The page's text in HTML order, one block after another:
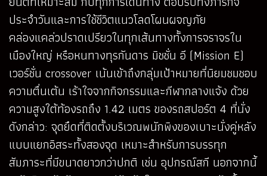
ประจำวันและการใช้ชีวิตแนวโลดโผนผจญภัย
คล่องแคล่วปราดเปรียวในทุกเส้นทางทั้งการจราจรใน
เมืองใหญ่ หรือหนทางทุรกันดาร มิชชั่น อี (Mission E)
เวอร์ชั่น crossover เน้นเข้าถึงกลุ่มเป้าหมายที่นิยมชมชอบ
ความตื่นเต้น เร้าใจจากกิจกรรมและกีฬากลางแจ้ง ด้วย
ความสูงใต้ท้องรถถึง 1.42 เมตร ของรถสปอร์ต 4 ที่นั่ง
ดังกล่าว: จุดยึดที่ติดตั้งบริเวณพนักพิงของเบาะนั่งคู่หลัง
แบบแยกอิสระทั้งสองจุด เหมาะสำหรับการบรรทุก
สัมภาระที่มีขนาดยาวกว่าปกติ เช่น อุปกรณ์สกี นอกจากนี้